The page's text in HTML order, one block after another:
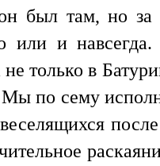
был там, но
или и
не только в
по сему